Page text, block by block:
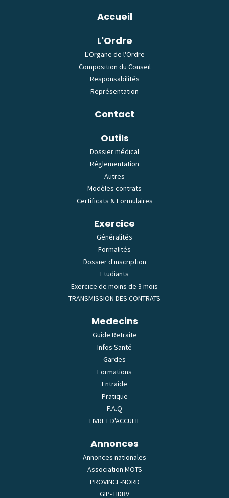
Accueil
L'Ordre
L'Organe de l'Ordre
Composition du Conseil
Responsabilités
Représentation
Contact
Outils
Dossier médical
Réglementation
Autres
Modèles contrats
Certificats & Formulaires
Exercice
Généralités
Formalités
Dossier d'inscription
Etudiants
Exercice de moins de 3 mois
TRANSMISSION DES CONTRATS
Medecins
Guide Retraite
Infos Santé
Gardes
Formations
Entraide
Pratique
F.A.Q
LIVRET D'ACCUEIL
Annonces
Annonces nationales
Association MOTS
PROVINCE-NORD
GIP- HDBV